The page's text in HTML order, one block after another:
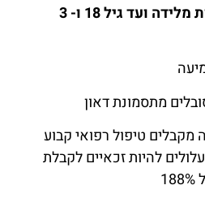
עבור ילדים בעלי לקות מלידה ועד גיל 18 ו- 3
מתסמונת דאון
מקבלים טיפול רפואי קבוע
להיות זכאיים לקבלת